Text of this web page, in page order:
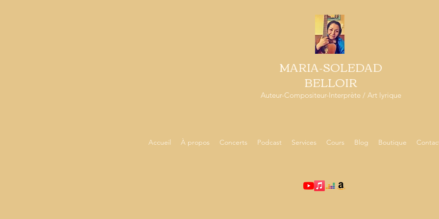
MARIA-SOLEDAD
BELLOIR
Auteur-Compositeur-Interprète / Art lyrique
Accueil À propos Concerts Podcast Services Cours Blog Boutique